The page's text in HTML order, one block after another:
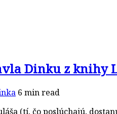
Dinku z knihy
6 min read
(tí, čo poslúchajú,